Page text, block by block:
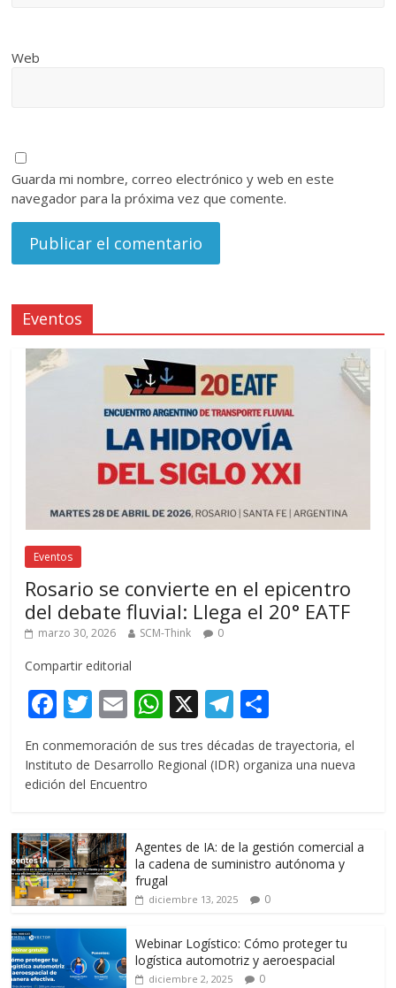
Web
Guarda mi nombre, correo electrónico y web en este
navegador para la próxima vez que comente.
Eventos
Eventos
Rosario se convierte en el epicentro
del debate fluvial: Llega el 20° EATF
marzo 30, 2026 SCM-Think 0
Compartir editorial
F
e
b
o
k
T
itt
er
E
m
ai
l
W
at
p
p
X T
el
e
m
o
m
ti
r
En conmemoración de sus tres décadas de trayectoria, el
Instituto de Desarrollo Regional (IDR) organiza una nueva
edición del Encuentro
Agentes de IA: de la gestión comercial a
la cadena de suministro autónoma y
frugal
diciembre 13, 2025 0
Webinar Logístico: Cómo proteger tu
logística automotriz y aeroespacial
diciembre 2, 2025 0